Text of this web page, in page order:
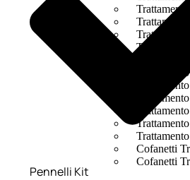
Cofanetti
Cofanetti
Pennelli Kit